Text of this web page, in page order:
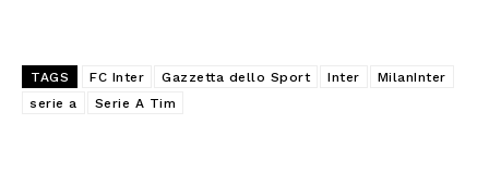
TAGS FC Inter Gazzetta dello Sport Inter
MilanInter
serie a
Serie A Tim